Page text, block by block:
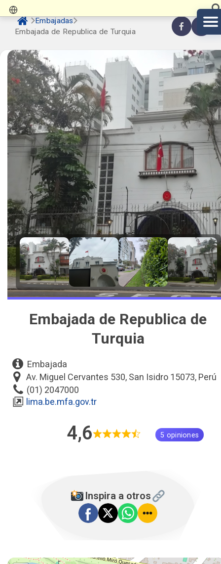
Embajadas
Embajada de Republica de Turquia
Embajada de Republica de
Turquia
Embajada
Av. Miguel Cervantes 530, San Isidro 15073, Perú
(01) 2047000
lima.be.mfa.gov.tr
4,6 5 opiniones
Inspira a otros